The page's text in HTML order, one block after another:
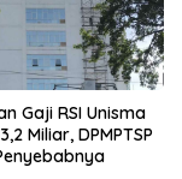
Gaji RSI Unisma
Miliar, DPMPTSP